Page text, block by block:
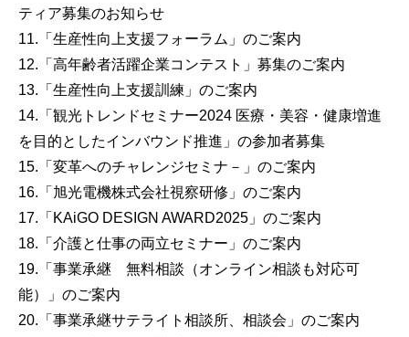
ティア募集のお知らせ
11.「生産性向上支援フォーラム」のご案内
12.「高年齢者活躍企業コンテスト」募集のご案内
13.「生産性向上支援訓練」のご案内
14.「観光トレンドセミナー2024 医療・美容・健康増進
を目的としたインバウンド推進」の参加者募集
15.「変革へのチャレンジセミナ－」のご案内
16.「旭光電機株式会社視察研修」のご案内
17.「KAiGO DESIGN AWARD2025」のご案内
18.「介護と仕事の両立セミナー」のご案内
19.「事業承継 無料相談（オンライン相談も対応可
能）」のご案内
20.「事業承継サテライト相談所、相談会」のご案内